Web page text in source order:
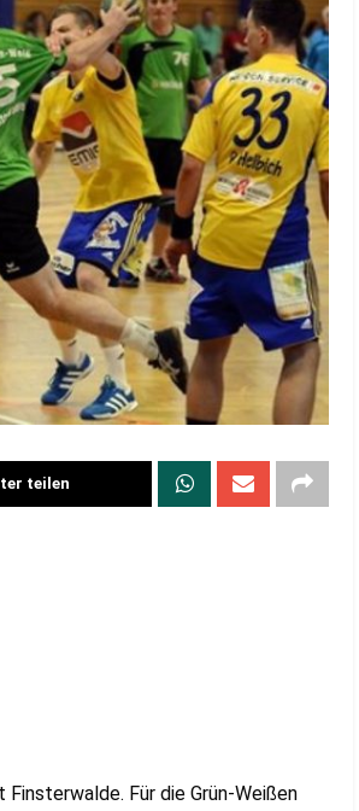
teilen
Für die Grün-Weißen